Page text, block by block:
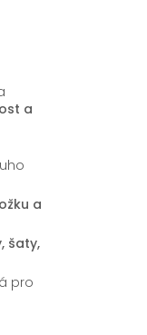
a
a
šaty,
pro